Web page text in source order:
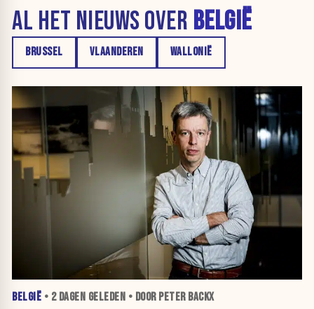
AL HET NIEUWS OVER BELGIË
BRUSSEL VLAANDEREN WALLONIË
BELGIË • 2 DAGEN GELEDEN • DOOR PETER BACKX